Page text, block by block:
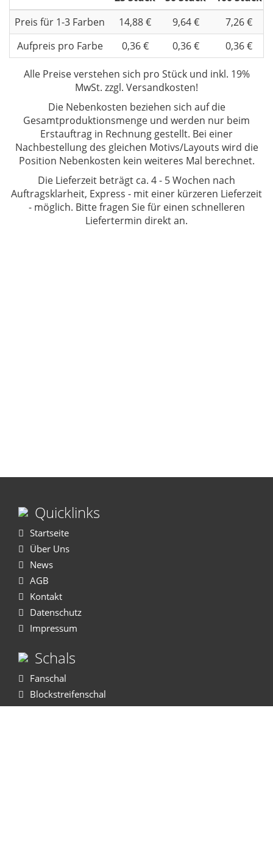
Preis für 1-3 Farben
14,88 € 9,64 €
7,26 €
Aufpreis pro Farbe
0,36 € 0,36 € 0,36 €
Alle Preise verstehen sich pro Stück und inkl. 19%
MwSt. zzgl. Versandkosten!
Die Nebenkosten beziehen sich auf die
Gesamtproduktionsmenge und werden nur beim
Erstauftrag in Rechnung gestellt. Bei einer
Nachbestellung des gleichen Motivs/Layouts wird die
Position Nebenkosten kein weiteres Mal berechnet.
Die Lieferzeit beträgt ca. 4 - 5 Wochen nach
Auftragsklarheit, Express - mit einer kürzeren Lieferzeit
- möglich. Bitte fragen Sie für einen schnelleren
Liefertermin direkt an.
Quicklinks
Startseite
Über Uns
News
AGB
Kontakt
Datenschutz
Impressum
Schals
Fanschal
Blockstreifenschal
Polyesterschal